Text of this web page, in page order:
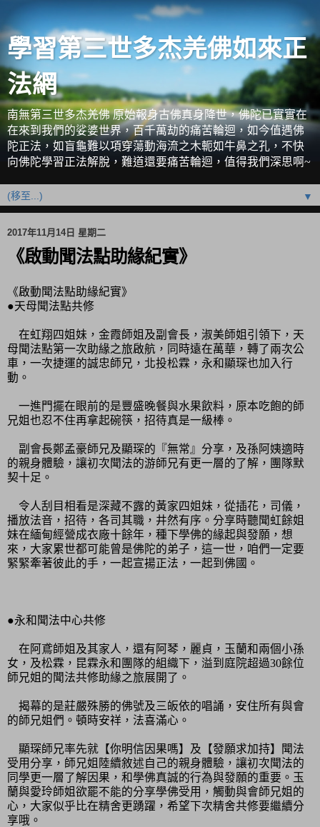
學習第三世多杰羌佛如來正
法網
南無第三世多杰羌佛 原始報身古佛真身降世，佛陀已實實在
在來到我們的娑婆世界，百千萬劫的痛苦輪迴，如今值遇佛
陀正法，如盲龜難以項穿蕩動海流之木軛如牛鼻之孔，不快
向佛陀學習正法解脫，難道還要痛苦輪迴，值得我們深思啊~
▼
2017年11月14日 星期二
《啟動聞法點助緣紀實》
《啟動聞法點助緣紀實》
●天母聞法點共修
在虹翔四姐妹，金霞師姐及副會長，淑美師姐引領下，天
母聞法點第一次助緣之旅啟航，同時遠在萬華，轉了兩次公
車，一次捷運的誠忠師兄，北投松霖，永和顯琛也加入行
動。
一進門擺在眼前的是豐盛晚餐與水果飲料，原本吃飽的師
兄姐也忍不住再拿起碗筷，招待真是一級棒。
副會長鄭孟豪師兄及顯琛的『無常』分享，及孫阿姨適時
的親身體驗，讓初次聞法的游師兄有更一層的了解，團隊默
契十足。
令人刮目相看是深藏不露的黃家四姐妹，從插花，司儀，
播放法音，招待，各司其職，井然有序。分享時聽聞虹餘姐
妹在緬甸經營成衣廠十餘年，種下學佛的緣起與發願，想
來，大家累世都可能曾是佛陀的弟子，這一世，咱們一定要
緊緊牽著彼此的手，一起宣揚正法，一起到佛國。
●永和聞法中心共修
在阿鳶師姐及其家人，還有阿琴，麗貞，玉蘭和兩個小孫
女，及松霖，昆霖永和團隊的組織下，溢到庭院超過30餘位
師兄姐的聞法共修助緣之旅展開了。
揭幕的是莊嚴殊勝的佛號及三皈依的唱誦，安住所有與會
的師兄姐們。頓時安祥，法喜滿心。
顯琛師兄率先就【你明信因果嗎】及【發願求加持】聞法
受用分享，師兄姐陸續敘述自己的親身體驗，讓初次聞法的
同學更一層了解因果，和學佛真誠的行為與發願的重要。玉
蘭與愛玲師姐欲罷不能的分享學佛受用，觸動與會師兄姐的
心，大家似乎比在精舍更踴躍，希望下次精舍共修要繼續分
享哦。